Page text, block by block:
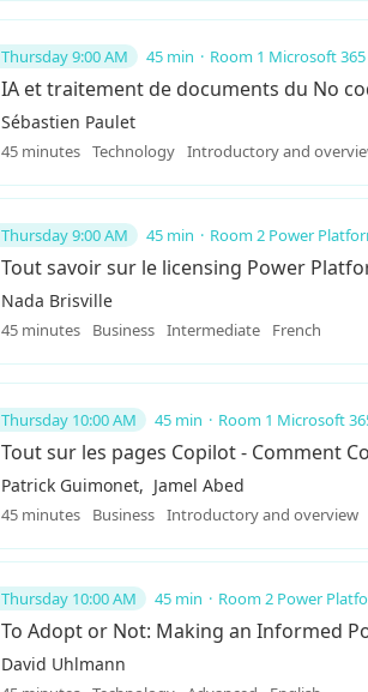
Thursday 9:00 AM 45 min Room 1 Microsoft
IA et traitement de documents du No
Sébastien Paulet
45 minutes Technology Introductory and
Thursday 9:00 AM 45 min Room 2 Power
Tout savoir sur le licensing Power
Nada Brisville
45 minutes Business Intermediate French
Thursday 10:00 AM 45 min Room 1 Microsoft
Tout sur les pages Copilot - Comment
Patrick Guimonet Jamel Abed
45 minutes Business Introductory and overview
Thursday 10:00 AM 45 min Room 2 Power
To Adopt or Not: Making an Informed
David Uhlmann